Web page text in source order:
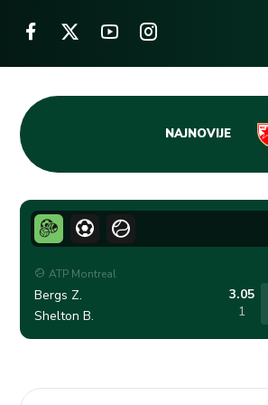
Skip
content
NAJNOVIJE
ATP Montreal
Bergs Z.
Shelton B.
3.05
1